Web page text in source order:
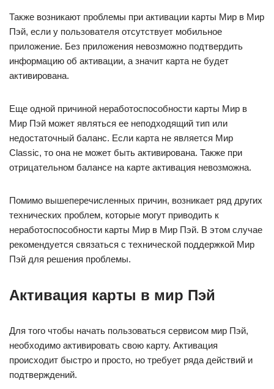
Также возникают проблемы при активации карты Мир в Мир
Пэй, если у пользователя отсутствует мобильное
приложение. Без приложения невозможно подтвердить
информацию об активации, а значит карта не будет
активирована.
Еще одной причиной неработоспособности карты Мир в
Мир Пэй может являться ее неподходящий тип или
недостаточный баланс. Если карта не является Мир
Classic, то она не может быть активирована. Также при
отрицательном балансе на карте активация невозможна.
Помимо вышеперечисленных причин, возникает ряд других
технических проблем, которые могут приводить к
неработоспособности карты Мир в Мир Пэй. В этом случае
рекомендуется связаться с технической поддержкой Мир
Пэй для решения проблемы.
Активация карты в мир Пэй
Для того чтобы начать пользоваться сервисом мир Пэй,
необходимо активировать свою карту. Активация
происходит быстро и просто, но требует ряда действий и
подтверждений.